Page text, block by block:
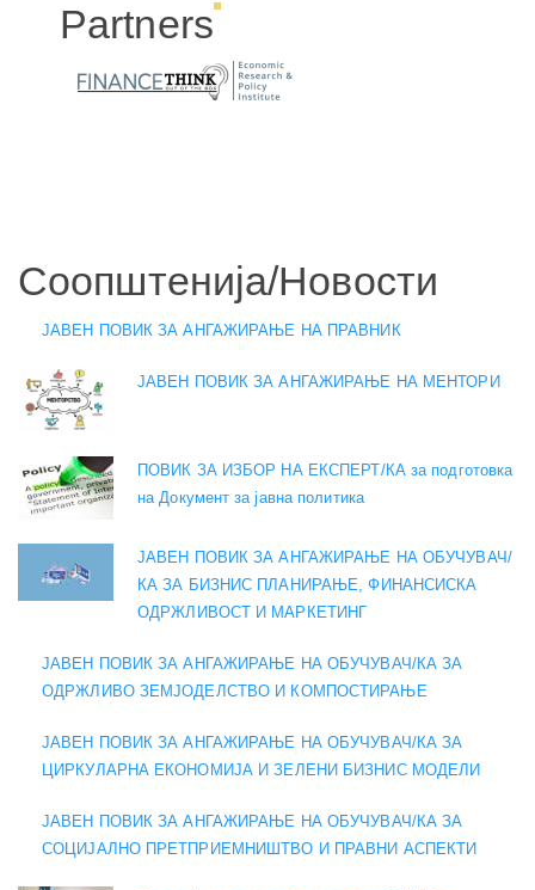
Partners
Соопштенија/Новости
ЈАВЕН ПОВИК ЗА АНГАЖИРАЊЕ НА ПРАВНИК
ЈАВЕН ПОВИК ЗА АНГАЖИРАЊЕ НА МЕНТОРИ
ПОВИК ЗА ИЗБОР НА ЕКСПЕРТ/КА за подготовка
на Документ за јавна политика
ЈАВЕН ПОВИК ЗА АНГАЖИРАЊЕ НА ОБУЧУВАЧ/
КА ЗА БИЗНИС ПЛАНИРАЊЕ, ФИНАНСИСКА
ОДРЖЛИВОСТ И МАРКЕТИНГ
ЈАВЕН ПОВИК ЗА АНГАЖИРАЊЕ НА ОБУЧУВАЧ/КА ЗА
ОДРЖЛИВО ЗЕМЈОДЕЛСТВО И КОМПОСТИРАЊЕ
ЈАВЕН ПОВИК ЗА АНГАЖИРАЊЕ НА ОБУЧУВАЧ/КА ЗА
ЦИРКУЛАРНА ЕКОНОМИЈА И ЗЕЛЕНИ БИЗНИС МОДЕЛИ
ЈАВЕН ПОВИК ЗА АНГАЖИРАЊЕ НА ОБУЧУВАЧ/КА ЗА
СОЦИЈАЛНО ПРЕТПРИЕМНИШТВО И ПРАВНИ АСПЕКТИ